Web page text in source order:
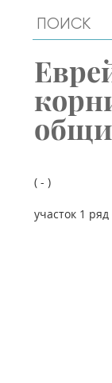
( - )
участок 1